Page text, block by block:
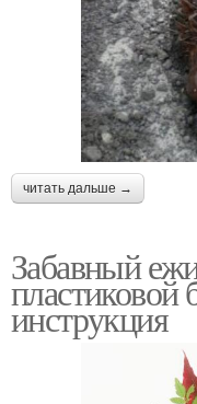
читать дальше →
Забавный
пластиковой
инструкция